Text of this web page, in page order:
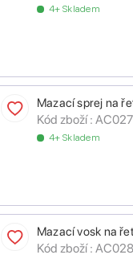
4+ Skladem
Mazací sprej na
Kód zboží :
4+ Skladem
Mazací vosk na
Kód zboží :